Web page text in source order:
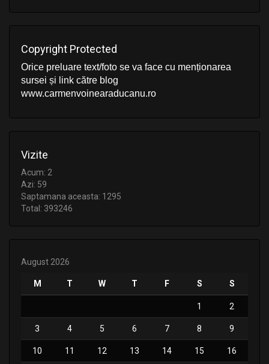
Copyright Protected
Orice preluare text/foto se va face cu menționarea
sursei și link către blog
www.carmenvoinearaducanu.ro
Vizite
Acum: 2
Azi: 59
Saptamana aceasta: 1295
Total: 393246
August 2026
M T W T F S S
1 2
3 4 5 6 7 8 9
10 11 12 13 14 15 16